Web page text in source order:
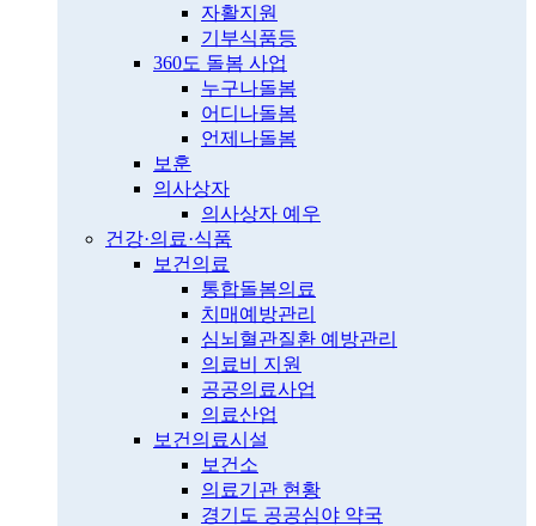
자활지원
기부식품등
360도 돌봄 사업
누구나돌봄
어디나돌봄
언제나돌봄
보훈
의사상자
의사상자 예우
건강·의료·식품
보건의료
통합돌봄의료
치매예방관리
심뇌혈관질환 예방관리
의료비 지원
공공의료사업
의료산업
보건의료시설
보건소
의료기관 현황
경기도 공공심야 약국